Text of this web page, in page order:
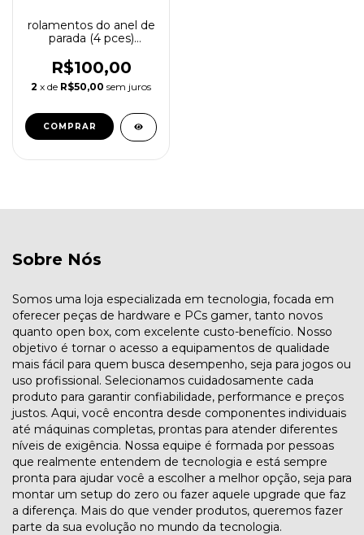
rolamentos do anel de
parada (4 pces)
x7/16 "para o Pistola
Transformers Jurassic
park e outros
R$100,00
2 x de R$50,00 sem juros
Sobre Nós
Somos uma loja especializada em tecnologia, focada em
oferecer peças de hardware e PCs gamer, tanto novos
quanto open box, com excelente custo-benefício. Nosso
objetivo é tornar o acesso a equipamentos de qualidade
mais fácil para quem busca desempenho, seja para jogos ou
uso profissional. Selecionamos cuidadosamente cada
produto para garantir confiabilidade, performance e preços
justos. Aqui, você encontra desde componentes individuais
até máquinas completas, prontas para atender diferentes
níveis de exigência. Nossa equipe é formada por pessoas
que realmente entendem de tecnologia e está sempre
pronta para ajudar você a escolher a melhor opção, seja para
montar um setup do zero ou fazer aquele upgrade que faz
a diferença. Mais do que vender produtos, queremos fazer
parte da sua evolução no mundo da tecnologia.